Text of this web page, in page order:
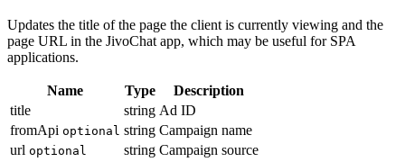
Updates the title of the page the client is currently viewing and the
page URL in the JivoChat app, which may be useful for SPA
applications.
Name Type
Description
title
string Ad ID
fromApi optional string Campaign name
url optional string Campaign source